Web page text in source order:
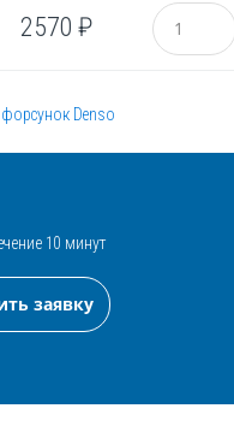
2570₽ Количество
Denso
10 минут